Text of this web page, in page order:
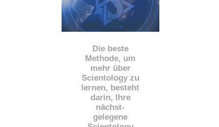
Die beste
Methode, um
mehr über
Scientology zu
lernen, besteht
darin, Ihre
nächst-
gelegene